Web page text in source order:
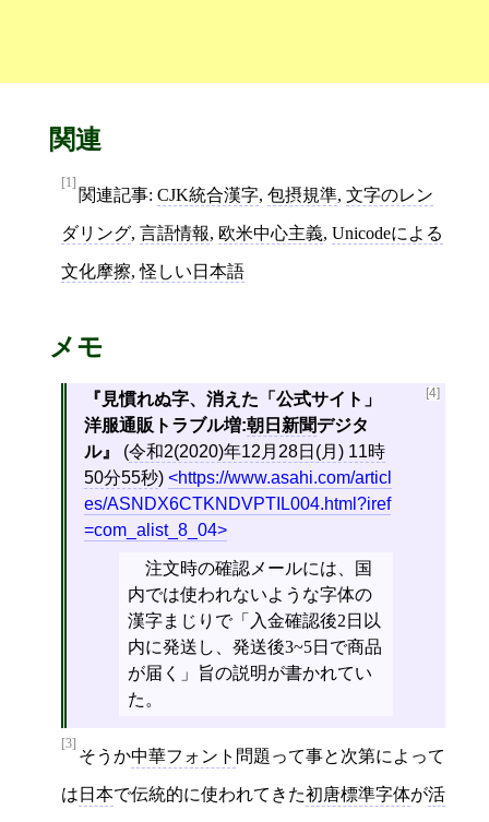
関連
[1]
関連記事: CJK統合漢字, 包摂規準, 文字のレン
ダリング, 言語情報, 欧米中心主義, Unicodeによる
文化摩擦,怪しい日本語
メモ
[4]
見慣れぬ字、消えた「公式サイト」
洋服通販トラブル増:朝日新聞デジタ
ル
(令和2(2020)年12月28日(月) 11時
50分55秒)
https://www.asahi.com/articl
es/ASNDX6CTKNDVPTIL004.html?iref
=com_alist_8_04
注文時の確認メールには、国
内では使われないような字体の
漢字まじりで「入金確認後2日以
内に発送し、発送後3~5日で商品
が届く」旨の説明が書かれてい
た。
[3]
そうか中華フォント 問題って事と次第によって
は 日本で伝統的に使われてきた初唐標準字体が活